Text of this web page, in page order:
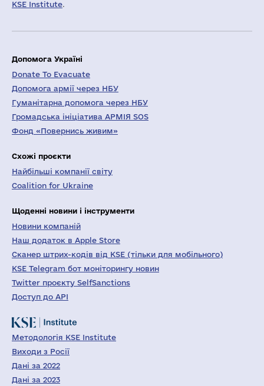
KSE Institute.
Допомога Україні
Donate To Evacuate
Допомога армії через НБУ
Гуманітарна допомога через НБУ
Громадська ініціатива АРМІЯ SOS
Фонд «Повернись живим»
Схожі проєкти
Найбільші компанії світу
Coalition for Ukraine
Щоденні новини і інструменти
Новини компаній
Наш додаток в Apple Store
Сканер штрих-кодів від KSE (тільки для мобільного)
KSE Telegram бот моніторингу новин
Twitter проєкту SelfSanctions
Доступ до API
Методологія KSE Institute
Виходи з Росії
Дані за 2022
Дані за 2023